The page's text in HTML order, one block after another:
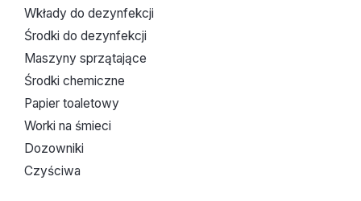
Wkłady do dezynfekcji
Środki do dezynfekcji
Maszyny sprzątające
Środki chemiczne
Papier toaletowy
Worki na śmieci
Dozowniki
Czyściwa